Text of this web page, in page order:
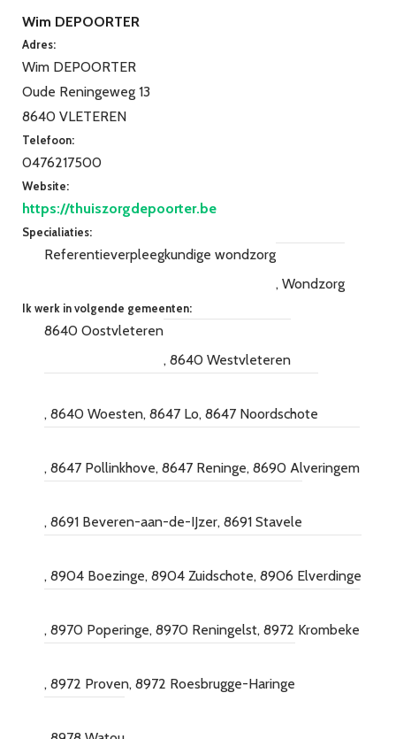
Wim DEPOORTER
Adres:
Wim DEPOORTER
Oude Reningeweg 13
8640 VLETEREN
Telefoon:
0476217500
Website:
https://thuiszorgdepoorter.be
Specialiaties:
Referentieverpleegkundige wondzorg
Wondzorg
Ik werk in volgende gemeenten:
8640 Oostvleteren
8640 Westvleteren
8640 Woesten 8647 Lo 8647 Noordschote
8647 Pollinkhove 8647 Reninge 8690 Alveringem
8691 Beveren-aan-de-IJzer 8691 Stavele
8904 Boezinge 8904 Zuidschote 8906 Elverdinge
8970 Poperinge 8970 Reningelst 8972 Krombeke
8972 Proven 8972 Roesbrugge-Haringe